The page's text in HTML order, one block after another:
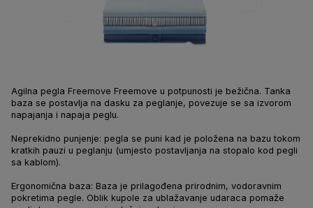
Agilna pegla Freemove Freemove u potpunosti je bežična. Tanka
baza se postavlja na dasku za peglanje, povezuje se sa izvorom
napajanja i napaja peglu.
Neprekidno punjenje: pegla se puni kad je položena na bazu tokom
kratkih pauzi u peglanju (umjesto postavljanja na stopalo kod pegli
sa kablom).
Ergonomična baza: Baza je prilagođena prirodnim, vodoravnim
pokretima pegle. Oblik kupole za ublažavanje udaraca pomaže